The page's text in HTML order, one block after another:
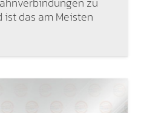
ist das am Meisten